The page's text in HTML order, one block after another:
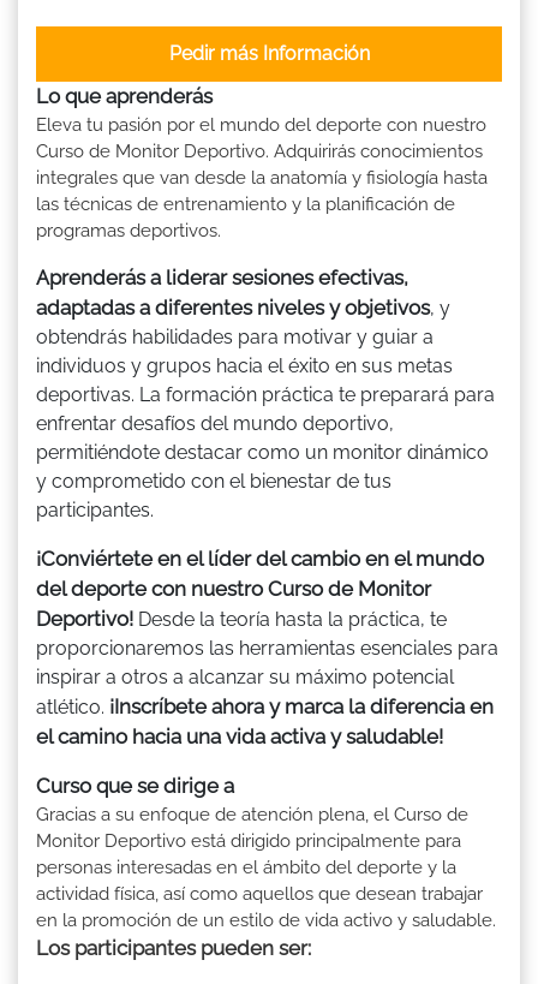
Pedir más Información
Lo que aprenderás
Eleva tu pasión por el mundo del deporte con nuestro
Curso de Monitor Deportivo. Adquirirás conocimientos
integrales que van desde la anatomía y fisiología hasta
las técnicas de entrenamiento y la planificación de
programas deportivos.
Aprenderás a liderar sesiones efectivas,
adaptadas a diferentes niveles y objetivos, y
obtendrás habilidades para motivar y guiar a
individuos y grupos hacia el éxito en sus metas
deportivas. La formación práctica te preparará para
enfrentar desafíos del mundo deportivo,
permitiéndote destacar como un monitor dinámico
y comprometido con el bienestar de tus
participantes.
¡Conviértete en el líder del cambio en el mundo
del deporte con nuestro Curso de Monitor
Deportivo! Desde la teoría hasta la práctica, te
proporcionaremos las herramientas esenciales para
inspirar a otros a alcanzar su máximo potencial
atlético. ¡Inscríbete ahora y marca la diferencia en
el camino hacia una vida activa y saludable!
Curso que se dirige a
Gracias a su enfoque de atención plena, el Curso de
Monitor Deportivo está dirigido principalmente para
personas interesadas en el ámbito del deporte y la
actividad física, así como aquellos que desean trabajar
en la promoción de un estilo de vida activo y saludable.
Los participantes pueden ser: